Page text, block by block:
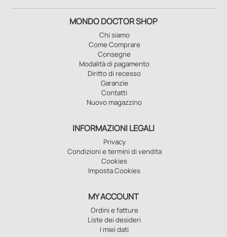
MONDO DOCTOR SHOP
Chi siamo
Come Comprare
Consegne
Modalità di pagamento
Diritto di recesso
Garanzie
Contatti
Nuovo magazzino
INFORMAZIONI LEGALI
Privacy
Condizioni e termini di vendita
Cookies
Imposta Cookies
MY ACCOUNT
Ordini e fatture
Liste dei desideri
I miei dati